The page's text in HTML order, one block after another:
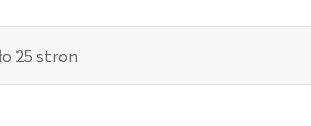
25 stron